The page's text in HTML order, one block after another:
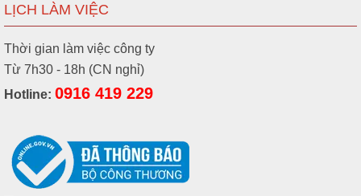
LỊCH LÀM VIỆC
Thời gian làm việc công ty
Từ 7h30 - 18h (CN nghỉ)
Hotline: 0916 419 229